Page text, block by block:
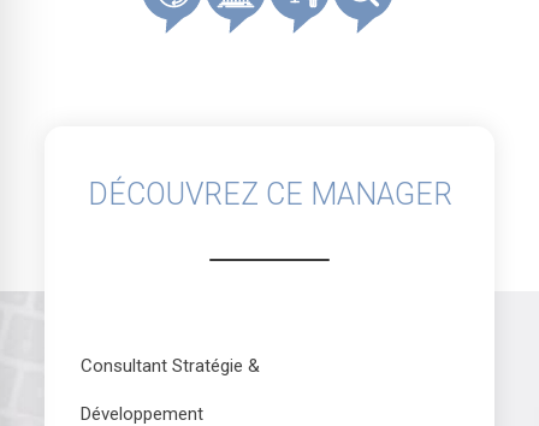
DÉCOUVREZ CE MANAGER
Consultant Stratégie &
Développement